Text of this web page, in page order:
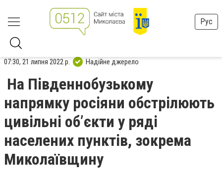
Рус
07:30, 21 липня 2022 р. Надійне джерело
На Південнобузькому
напрямку росіяни обстрілюють
цивільні об’єкти у ряді
населених пунктів, зокрема
Миколаївщину